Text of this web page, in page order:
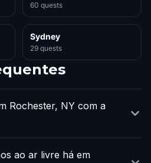
60 quests
Sydney
29 quests
Rochester, NY com a
ao ar livre há em